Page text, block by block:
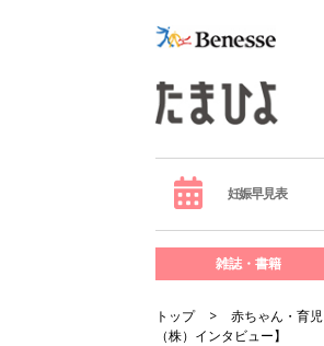
妊娠早見表
雑誌・書籍
トップ 赤ちゃん・育児
（株）インタビュー】